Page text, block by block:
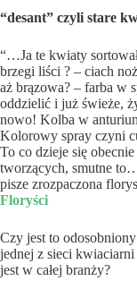
“desant” czyli stare
“…Ja te kwiaty
brzegi liści ? – ciach
aż brązowa? – farba w
oddzielić i już świeże,
nowo! Kolba w
Kolorowy spray czyni
To co dzieje się
tworzących, smutne
pisze zrozpaczona
Floryści
Czy jest to
jednej z sieci
jest w całej branży?